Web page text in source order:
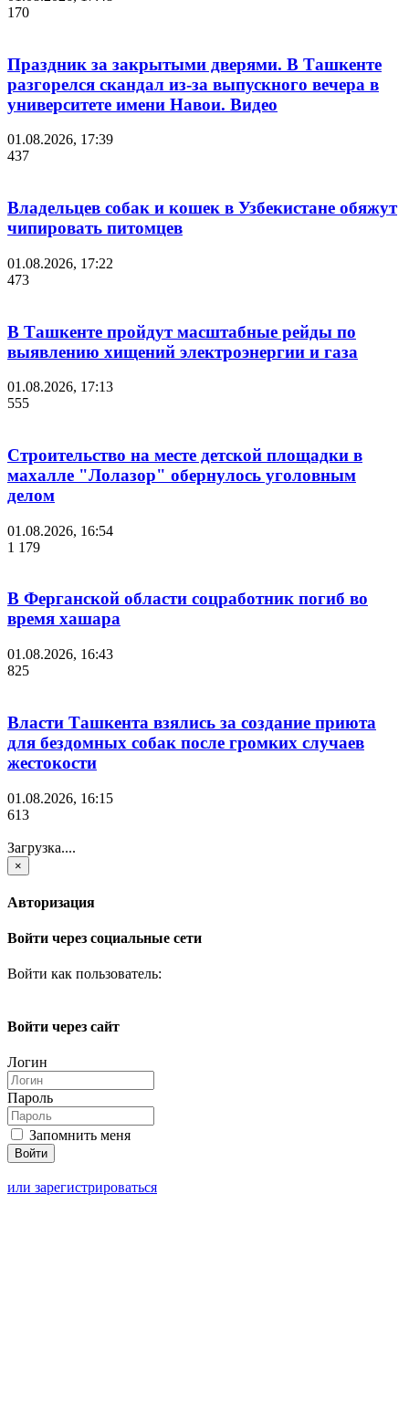
170
Праздник за закрытыми дверями. В Ташкенте
разгорелся скандал из-за выпускного вечера в
университете имени Навои. Видео
01.08.2026, 17:39
437
Владельцев собак и кошек в Узбекистане обяжут
чипировать питомцев
01.08.2026, 17:22
473
В Ташкенте пройдут масштабные рейды по
выявлению хищений электроэнергии и газа
01.08.2026, 17:13
555
Строительство на месте детской площадки в
махалле "Лолазор" обернулось уголовным
делом
01.08.2026, 16:54
1 179
В Ферганской области соцработник погиб во
время хашара
01.08.2026, 16:43
825
Власти Ташкента взялись за создание приюта
для бездомных собак после громких случаев
жестокости
01.08.2026, 16:15
613
Загрузка....
×
Авторизация
Войти через социальные сети
Войти как пользователь:
Войти через сайт
Логин
Пароль
Запомнить меня
или зарегистрироваться